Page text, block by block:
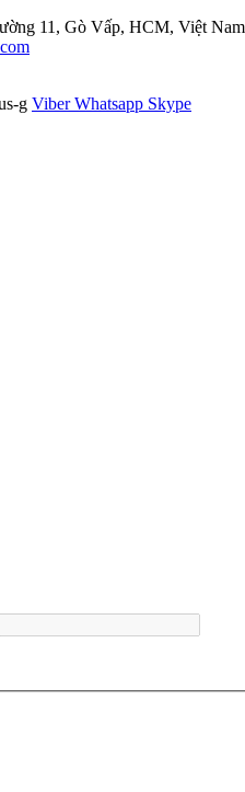
11, Gò Vấp, HCM, Việt
g Viber Whatsapp Skype